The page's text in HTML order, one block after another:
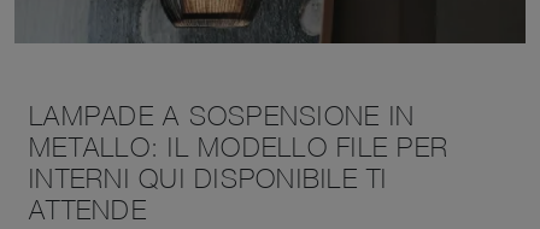
LAMPADE A SOSPENSIONE IN
METALLO: IL MODELLO FILE PER
INTERNI QUI DISPONIBILE TI
ATTENDE